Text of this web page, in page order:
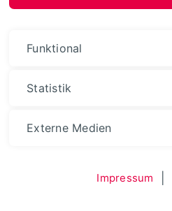
Fachbereich
Funktional
Statistik
Externe Medien
Impressum